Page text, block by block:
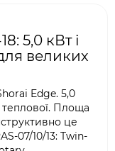
5,0 кВт і
великих
Edge. 5,0
теплової. Площа
це
07/10/13: Twin-